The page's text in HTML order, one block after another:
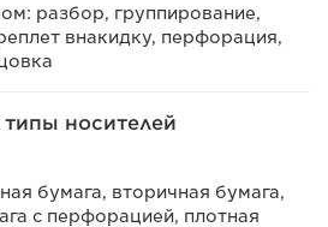
разбор, группирование,
внакидку, перфорация,
носителей
бумага, вторичная бумага,
с перфорацией, плотная